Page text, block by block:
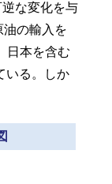
な変化を与
の輸入を
日本を含む
いる。しか